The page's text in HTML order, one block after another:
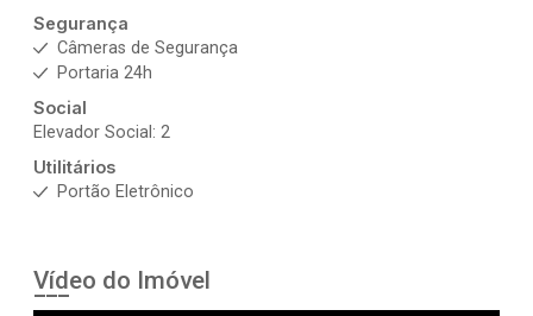
Segurança
Câmeras de Segurança
Portaria 24h
Social
Elevador Social: 2
Utilitários
Portão Eletrônico
Vídeo do Imóvel